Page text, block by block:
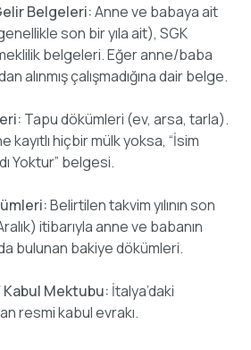
Belgeleri:Anne ve babaya ait
son bir yıla ait), SGK
belgeleri. Eğer anne/baba
alınmış çalışmadığına dair belge.
Tapu dökümleri (ev, arsa, tarla).
kayıtlı hiçbir mülk yoksa, “İsim
Yoktur” belgesi.
Belirtilen takvim yılının son
itibarıyla anne ve babanın
bulunan bakiye dökümleri.
Mektubu: İtalya’daki
resmi kabul evrakı.